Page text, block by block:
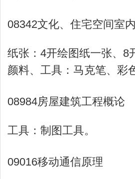
08342文化、住宅空间室
纸张：4开绘图纸一张、8
颜料、工具：马克笔、彩
08984房屋建筑工程概论
工具：制图工具。
09016移动通信原理